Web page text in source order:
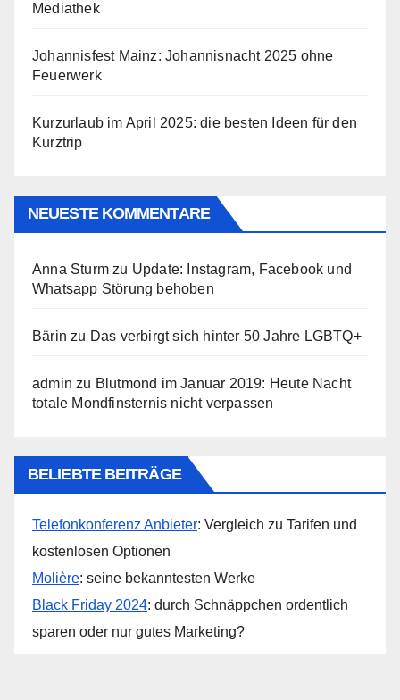
Mediathek
Johannisfest Mainz: Johannisnacht 2025 ohne
Feuerwerk
Kurzurlaub im April 2025: die besten Ideen für den
Kurztrip
NEUESTE KOMMENTARE
Anna Sturm zu Update: Instagram, Facebook und
Whatsapp Störung behoben
Bärin zu Das verbirgt sich hinter 50 Jahre LGBTQ+
admin zu Blutmond im Januar 2019: Heute Nacht
totale Mondfinsternis nicht verpassen
BELIEBTE BEITRÄGE
Telefonkonferenz Anbieter: Vergleich zu Tarifen und
kostenlosen Optionen
Molière: seine bekanntesten Werke
Black Friday 2024: durch Schnäppchen ordentlich
sparen oder nur gutes Marketing?